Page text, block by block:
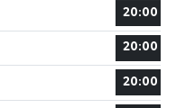
20:00
20:00
20:00